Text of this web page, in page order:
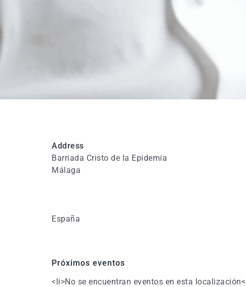
Address
Barriada Cristo de la Epidemia
Málaga
España
Próximos eventos
<li>No se encuentran eventos en esta